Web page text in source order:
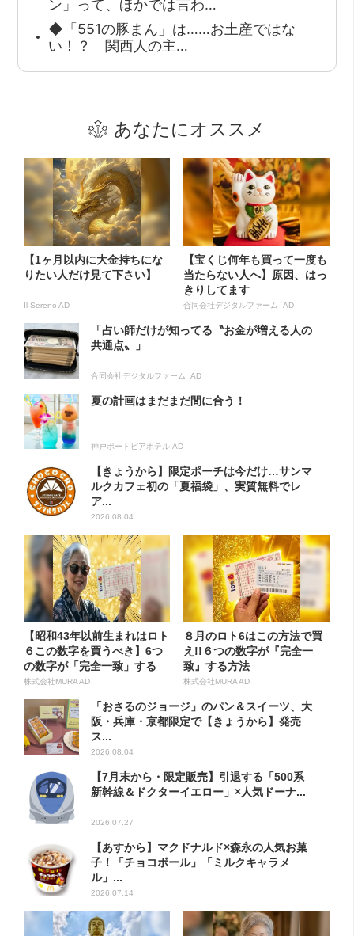
ン」って、ほかでは言わ…
◆「551の豚まん」は……お土産ではな
い！？ 関西人の主…
あなたにオススメ
【1ヶ月以内に大金持ちにな
りたい人だけ見て下さい】
Il Sereno AD
【宝くじ何年も買って一度も
当たらない人へ】原因、はっ
きりしてます
合同会社デジタルファーム AD
「占い師だけが知ってる〝お金が増える人の
共通点〟」
合同会社デジタルファーム AD
夏の計画はまだまだ間に合う！
神戸ポートピアホテル AD
【きょうから】限定ポーチは今だけ…サンマ
ルクカフェ初の「夏福袋」、実質無料でレ
ア...
2026.08.04
【昭和43年以前生まれはロト
６この数字を買うべき】6つ
の数字が「完全一致」する
方...
株式会社MURA AD
８月のロト6はこの方法で買
え!!６つの数字が『完全一
致』する方法
株式会社MURA AD
「おさるのジョージ」のパン＆スイーツ、大
阪・兵庫・京都限定で【きょうから】発売
ス...
2026.08.04
【7月末から・限定販売】引退する「500系
新幹線＆ドクターイエロー」×人気ドーナ...
2026.07.27
【あすから】マクドナルド×森永の人気お菓
子！「チョコボール」「ミルクキャラメ
ル」...
2026.07.14